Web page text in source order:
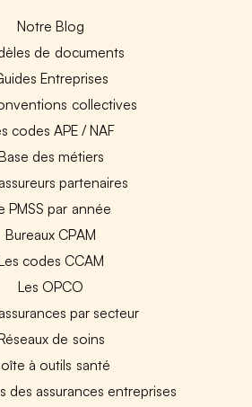
Notre Blog
de documents
Entreprises
collectives
codes APE / NAF
des métiers
partenaires
PMSS par année
Bureaux CPAM
codes CCAM
Les OPCO
par secteur
de soins
à outils santé
des assurances entreprises